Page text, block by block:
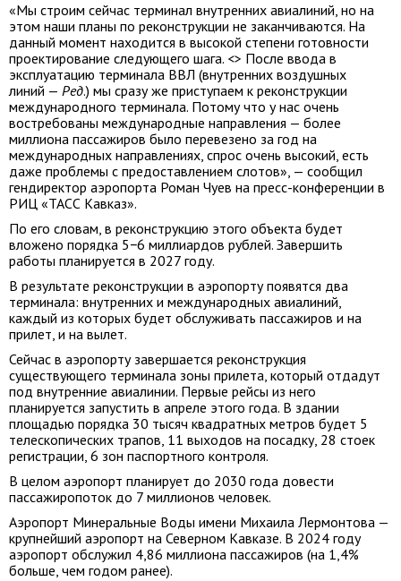
«Мы строим сейчас терминал внутренних авиалиний, но на
этом наши планы по реконструкции не заканчиваются. На
данный момент находится в высокой степени готовности
проектирование следующего шага. <> После ввода в
эксплуатацию терминала ВВЛ (внутренних воздушных
линий — Ред.) мы сразу же приступаем к реконструкции
международного терминала. Потому что у нас очень
востребованы международные направления — более
миллиона пассажиров было перевезено за год на
международных направлениях, спрос очень высокий, есть
даже проблемы с предоставлением слотов», — сообщил
гендиректор аэропорта Роман Чуев на пресс-конференции в
РИЦ «ТАСС Кавказ».
По его словам, в реконструкцию этого объекта будет
вложено порядка 5−6 миллиардов рублей. Завершить
работы планируется в 2027 году.
В результате реконструкции в аэропорту появятся два
терминала: внутренних и международных авиалиний,
каждый из которых будет обслуживать пассажиров и на
прилет, и на вылет.
Сейчас в аэропорту завершается реконструкция
существующего терминала зоны прилета, который отдадут
под внутренние авиалинии. Первые рейсы из него
планируется запустить в апреле этого года. В здании
площадью порядка 30 тысяч квадратных метров будет 5
телескопических трапов, 11 выходов на посадку, 28 стоек
регистрации, 6 зон паспортного контроля.
В целом аэропорт планирует до 2030 года довести
пассажиропоток до 7 миллионов человек.
Аэропорт Минеральные Воды имени Михаила Лермонтова —
крупнейший аэропорт на Северном Кавказе. В 2024 году
аэропорт обслужил 4,86 миллиона пассажиров (на 1,4%
больше, чем годом ранее).